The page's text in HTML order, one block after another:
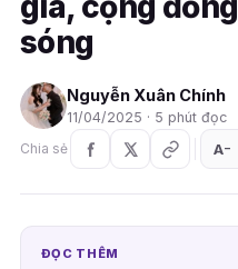
sóng
Nguyễn Xuân Chính
11/04/2025 · 5 phút đọc
Chia sẻ
A−
ĐỌC THÊM